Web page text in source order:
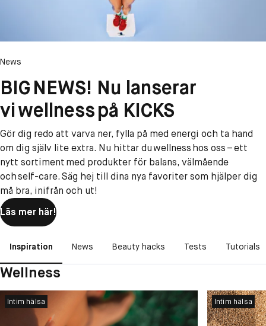
News
BIG NEWS! Nu lanserar
vi wellness på KICKS
Gör dig redo att varva ner, fylla på med energi och ta hand
om dig själv lite extra. Nu hittar du wellness hos oss – ett
nytt sortiment med produkter för balans, välmående
och self-care. Säg hej till dina nya favoriter som hjälper dig
må bra, inifrån och ut!
Läs mer här!
Inspiration News Beauty hacks Tests Tutorials
Wellness
Intim hälsa Intim hälsa